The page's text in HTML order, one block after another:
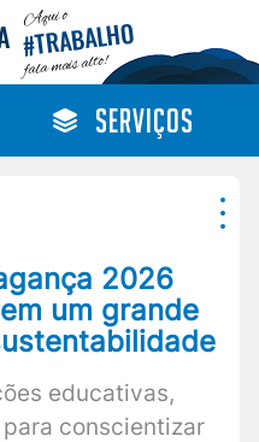
Aqui o
#TRABALHO
fala mais alto!
SERVIÇOS
2026
um grande
educativas,
conscientizar